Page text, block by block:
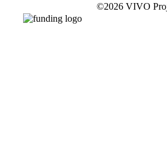
©2026 VIVO